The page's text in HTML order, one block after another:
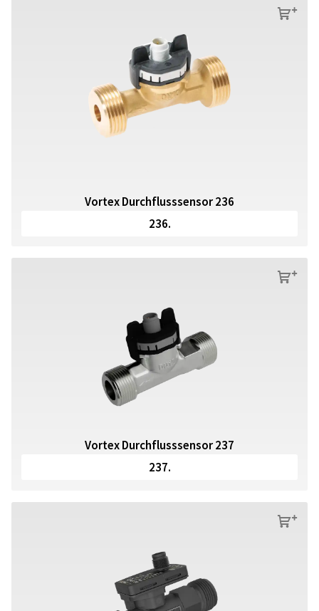
s
Vortex Durchflusssensor 236
236.
s
Vortex Durchflusssensor 237
237.
s